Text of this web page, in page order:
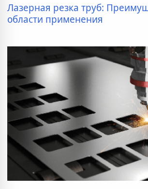
Лазерная резка труб:
области применения